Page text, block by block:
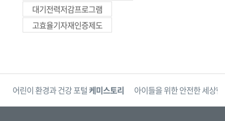
대기전력저감프로그램
고효율기자재인증제도
어린이 환경과 건강 포털케미스토리 아이들을 위한 안전한 세상